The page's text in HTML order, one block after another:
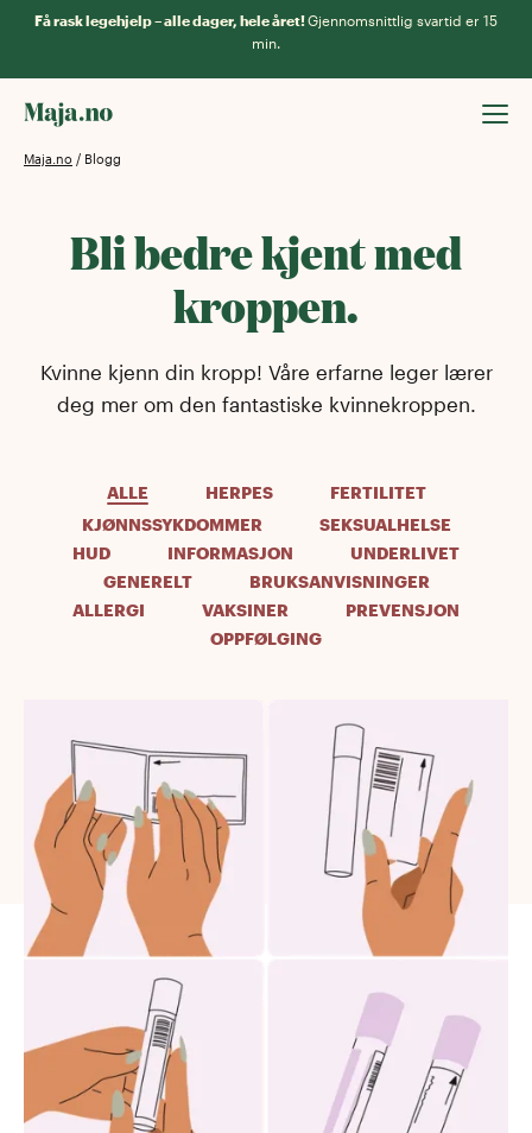
Få rask legehjelp – alle dager, hele året!Gjennomsnittlig svartid er 15
min.
Maja.no / Blogg
Bli bedre kjent med
kroppen.
Kvinne kjenn din kropp! Våre erfarne leger lærer
deg mer om den fantastiske kvinnekroppen.
ALLE HERPES
FERTILITET
KJØNNSSYKDOMMER
SEKSUALHELSE
HUD
INFORMASJON
UNDERLIVET
GENERELT
BRUKSANVISNINGER
ALLERGI
VAKSINER
PREVENSJON
OPPFØLGING